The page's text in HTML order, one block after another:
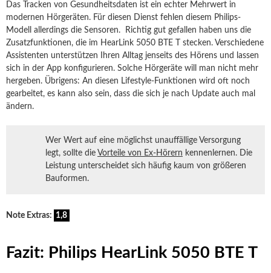
Das Tracken von Gesundheitsdaten ist ein echter Mehrwert in
modernen Hörgeräten. Für diesen Dienst fehlen diesem Philips-
Modell allerdings die Sensoren. Richtig gut gefallen haben uns die
Zusatzfunktionen, die im HearLink 5050 BTE T stecken. Verschiedene
Assistenten unterstützen Ihren Alltag jenseits des Hörens und lassen
sich in der App konfigurieren. Solche Hörgeräte will man nicht mehr
hergeben. Übrigens: An diesen Lifestyle-Funktionen wird oft noch
gearbeitet, es kann also sein, dass die sich je nach Update auch mal
ändern.
Wer Wert auf eine möglichst unauffällige Versorgung
legt, sollte die Vorteile von Ex-Hörern kennenlernen. Die
Leistung unterscheidet sich häufig kaum von größeren
Bauformen.
Note Extras: 1,8
Fazit: Philips HearLink 5050 BTE T